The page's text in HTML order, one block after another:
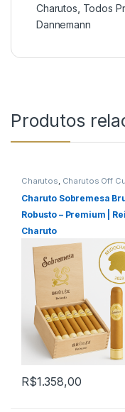
Charutos Todos
Dannemann
Produtos
Charutos Charutos Off
Charutos Sobremesa
Produtos
Charuto Sobremesa
Robusto – Premium |
Charuto
R$1.358,00